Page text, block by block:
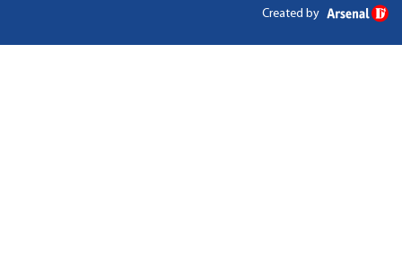
Created by